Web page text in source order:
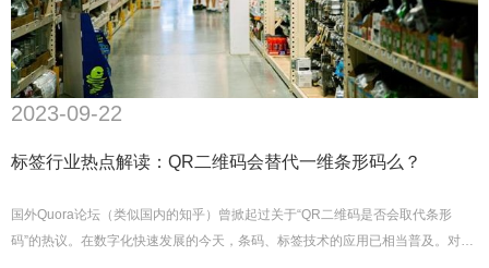
2023-09-22
标签行业热点解读：QR二维码会替代一维条形码么？
国外Quora论坛（类似国内的知乎）曾掀起过关于“QR二维码是否会取代条形
码”的热议。在数字化快速发展的今天，条码、标签技术的应用已相当普及。对于